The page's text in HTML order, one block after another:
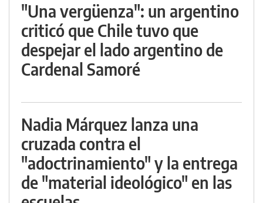
"Una vergüenza": un argentino
criticó que Chile tuvo que
despejar el lado argentino de
Cardenal Samoré
Nadia Márquez lanza una
cruzada contra el
"adoctrinamiento" y la entrega
de "material ideológico" en las